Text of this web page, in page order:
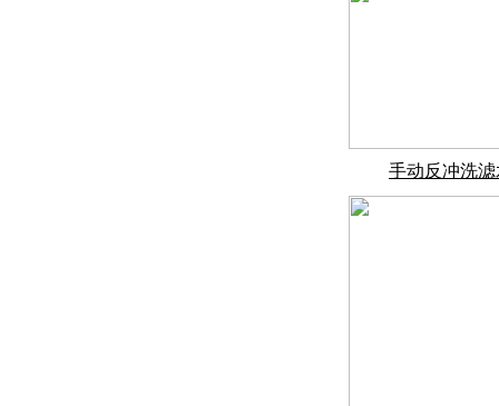
手动反冲洗